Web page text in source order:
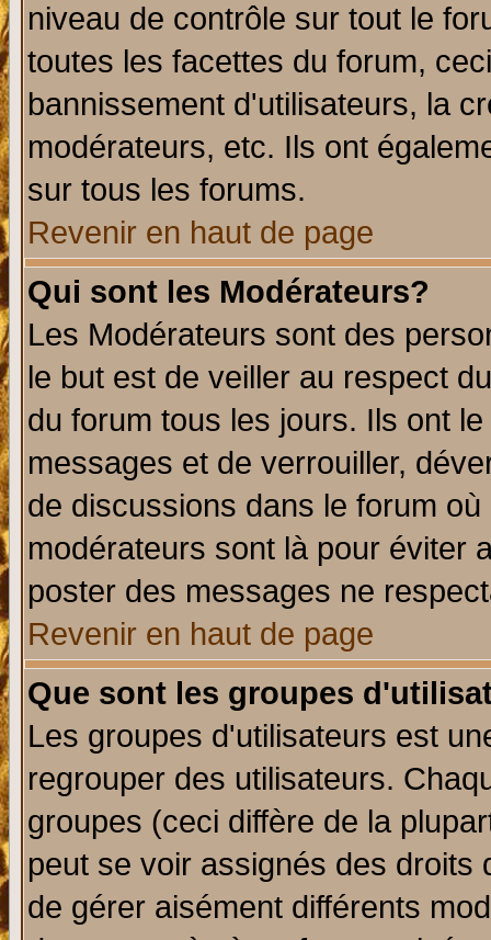
niveau de contrôle sur tout le
toutes les facettes du forum,
bannissement d'utilisateurs, la
modérateurs, etc. Ils ont
sur tous les forums.
Revenir en haut de page
Qui sont les Modérateurs?
Les Modérateurs sont des
le but est de veiller au respect
du forum tous les jours. Ils ont
messages et de verrouiller,
de discussions dans le forum
modérateurs sont là pour éviter
poster des messages ne
Revenir en haut de page
Que sont les groupes
Les groupes d'utilisateurs est
regrouper des utilisateurs.
groupes (ceci diffère de la
peut se voir assignés des
de gérer aisément différents